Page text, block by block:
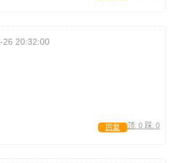
26 20:32:00
顶: 0 踩: 0
回复